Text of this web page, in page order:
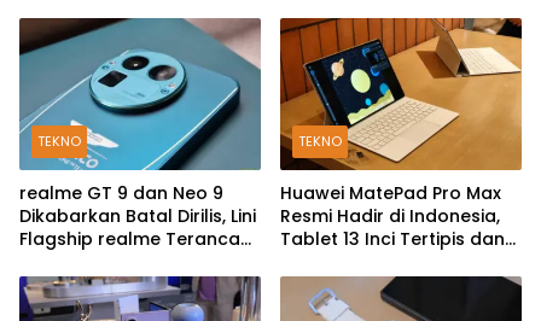
TEKNO
realme GT 9 dan Neo 9
Dikabarkan Batal Dirilis, Lini
Flagship realme Terancam
TEKNO
Huawei MatePad Pro Max
Resmi Hadir di Indonesia,
Tablet 13 Inci Tertipis dan